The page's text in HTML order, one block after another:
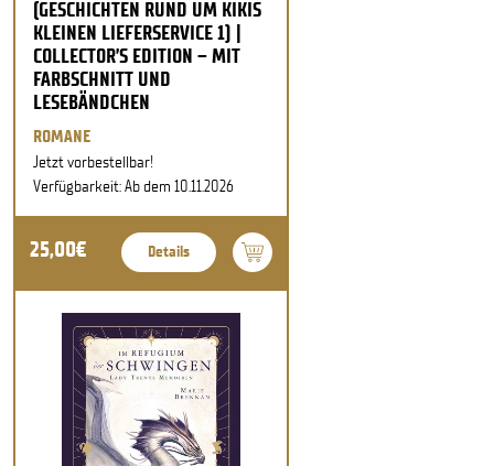
(GESCHICHTEN RUND UM KIKIS
KLEINEN LIEFERSERVICE 1) |
COLLECTOR’S EDITION – MIT
FARBSCHNITT UND
LESEBÄNDCHEN
ROMANE
Jetzt vorbestellbar!
Verfügbarkeit: Ab dem 10.11.2026
25,00€ Details